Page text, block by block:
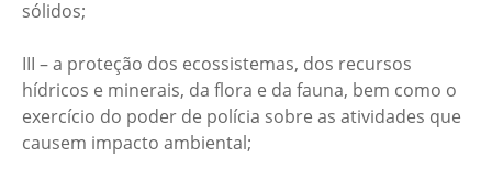
sólidos;
III – a proteção dos ecossistemas, dos recursos
hídricos e minerais, da flora e da fauna, bem como o
exercício do poder de polícia sobre as atividades que
causem impacto ambiental;